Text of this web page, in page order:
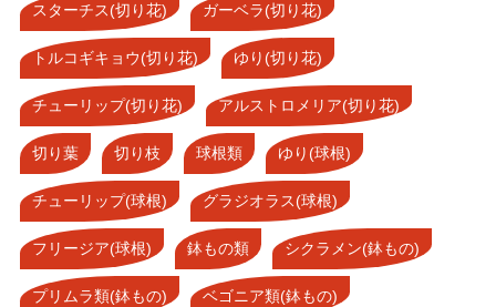
スターチス(切り花) ガーベラ(切り花)
トルコギキョウ(切り花) ゆり(切り花)
チューリップ(切り花) アルストロメリア(切り花)
切り葉 切り枝 球根類 ゆり(球根)
チューリップ(球根) グラジオラス(球根)
フリージア(球根) 鉢もの類 シクラメン(鉢もの)
プリムラ類(鉢もの) ベゴニア類(鉢もの)